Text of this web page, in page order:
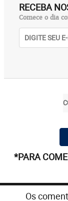
RECEBA
Comece o dia
*PARA
Os